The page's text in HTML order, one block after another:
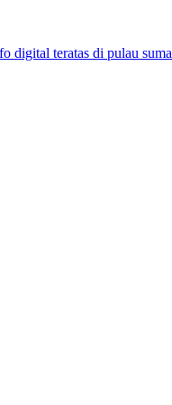
digital teratas di pulau